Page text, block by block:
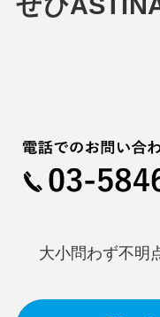
大小問わず不明